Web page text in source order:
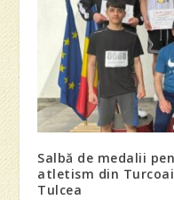
Salbă de medalii
atletism din
Tulcea